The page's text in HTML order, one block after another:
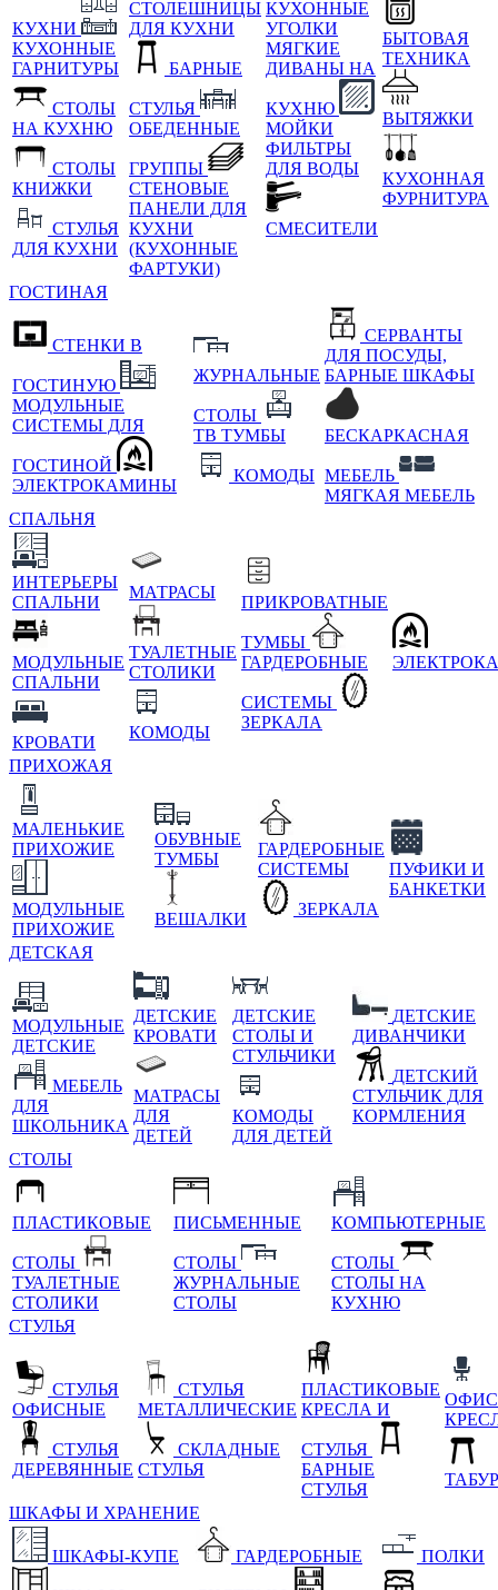
КУХНИ
КУХОННЫЕ
ГАРНИТУРЫ
СТОЛЫ
НА КУХНЮ
СТОЛЫ
КНИЖКИ
СТУЛЬЯ
ДЛЯ КУХНИ
СТОЛЕШНИЦЫ
ДЛЯ КУХНИ
БАРНЫЕ
СТУЛЬЯ
ОБЕДЕННЫЕ
ГРУППЫ
СТЕНОВЫЕ
ПАНЕЛИ ДЛЯ
КУХНИ
(КУХОННЫЕ
ФАРТУКИ)
КУХОННЫЕ
УГОЛКИ
МЯГКИЕ
ДИВАНЫ НА
КУХНЮ
МОЙКИ
ФИЛЬТРЫ
ДЛЯ ВОДЫ
СМЕСИТЕЛИ
БЫТОВАЯ
ТЕХНИКА
ВЫТЯЖКИ
КУХОННАЯ
ФУРНИТУРА
ГОСТИНАЯ
СТЕНКИ В
ГОСТИНУЮ
МОДУЛЬНЫЕ
СИСТЕМЫ ДЛЯ
ГОСТИНОЙ
ЭЛЕКТРОКАМИНЫ
ЖУРНАЛЬНЫЕ
СТОЛЫ
ТВ ТУМБЫ
КОМОДЫ
СЕРВАНТЫ
ДЛЯ ПОСУДЫ,
БАРНЫЕ ШКАФЫ
БЕСКАРКАСНАЯ
МЕБЕЛЬ
МЯГКАЯ МЕБЕЛЬ
СПАЛЬНЯ
ИНТЕРЬЕРЫ
СПАЛЬНИ
МОДУЛЬНЫЕ
СПАЛЬНИ
КРОВАТИ
МАТРАСЫ
ТУАЛЕТНЫЕ
СТОЛИКИ
КОМОДЫ
ПРИКРОВАТНЫЕ
ТУМБЫ
ГАРДЕРОБНЫЕ
СИСТЕМЫ
ЗЕРКАЛА
ПРИХОЖАЯ
МАЛЕНЬКИЕ
ПРИХОЖИЕ
МОДУЛЬНЫЕ
ПРИХОЖИЕ
ОБУВНЫЕ
ТУМБЫ
ВЕШАЛКИ
ГАРДЕРОБНЫЕ
СИСТЕМЫ
ЗЕРКАЛА
ПУФИКИ И
БАНКЕТКИ
ДЕТСКАЯ
МОДУЛЬНЫЕ
ДЕТСКИЕ
МЕБЕЛЬ
ДЛЯ
ШКОЛЬНИКА
ДЕТСКИЕ
КРОВАТИ
МАТРАСЫ
ДЛЯ
ДЕТЕЙ
ДЕТСКИЕ
СТОЛЫ И
СТУЛЬЧИКИ
КОМОДЫ
ДЛЯ ДЕТЕЙ
ДЕТСКИЕ
ДИВАНЧИКИ
ДЕТСКИЙ
СТУЛЬЧИК ДЛЯ
КОРМЛЕНИЯ
СТОЛЫ
ПЛАСТИКОВЫЕ
СТОЛЫ
ТУАЛЕТНЫЕ
СТОЛИКИ
ПИСЬМЕННЫЕ
СТОЛЫ
ЖУРНАЛЬНЫЕ
СТОЛЫ
КОМПЬЮТЕРНЫЕ
СТОЛЫ
СТОЛЫ НА
КУХНЮ
СТУЛЬЯ
СТУЛЬЯ
ОФИСНЫЕ
СТУЛЬЯ
ДЕРЕВЯННЫЕ
СТУЛЬЯ
МЕТАЛЛИЧЕСКИЕ
СКЛАДНЫЕ
СТУЛЬЯ
ПЛАСТИКОВЫЕ
КРЕСЛА И
СТУЛЬЯ
БАРНЫЕ
СТУЛЬЯ
ШКАФЫ И ХРАНЕНИЕ
ШКАФЫ-КУПЕ ГАРДЕРОБНЫЕ ПОЛКИ